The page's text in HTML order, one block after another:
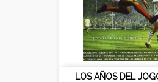
LOS AÑOS DEL